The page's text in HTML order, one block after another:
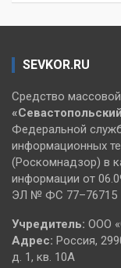
SEVKOR.RU
Средство
«Севастопольский
Федеральной
информационных
(Роскомнадзор) в
информации от
ЭЛ № ФС 77–76715
Учредитель: ООО
Адрес: Россия,
д. 1, кв. 10А